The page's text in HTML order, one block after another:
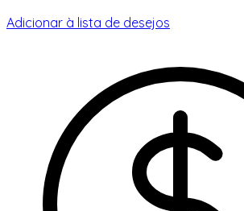
Adicionar à lista de desejos